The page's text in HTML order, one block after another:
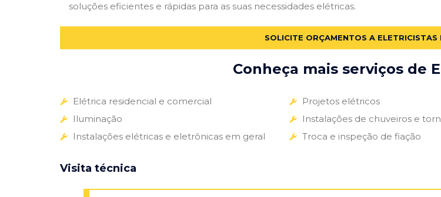
soluções eficientes e rápidas para as suas necessidades elétricas.
SOLICITE ORÇAMENTOS A ELETRICISTAS
Conheça mais serviços de
Elétrica residencial e comercial
Iluminação
Instalações elétricas e eletrônicas em geral
Projetos elétricos
Instalações de chuveiros e
Troca e inspeção de fiação
Visita técnica